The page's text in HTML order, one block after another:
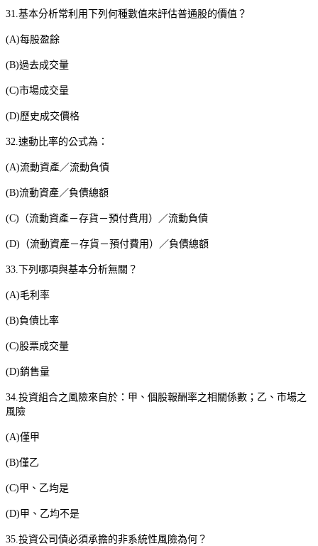
31. 基本分析常利用下列何種數值來評估普通股的價值？
(A)每股盈餘
(B)過去成交量
(C)市場成交量
(D)歷史成交價格
32. 速動比率的公式為：
(A)流動資產／流動負債
(B)流動資產／負債總額
(C) （流動資產－存貨－預付費用）／流動負債
(D) （流動資產－存貨－預付費用）／負債總額
33. 下列哪項與基本分析無關？
(A)毛利率
(B)負債比率
(C)股票成交量
(D)銷售量
34. 投資組合之風險來自於：甲、個股報酬率之相關係數；乙、市場之
風險
(A)僅甲
(B)僅乙
(C)甲、乙均是
(D)甲、乙均不是
35. 投資公司債必須承擔的非系統性風險為何？